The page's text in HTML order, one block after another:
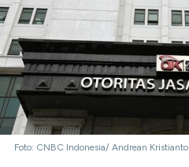
Foto: CNBC Indonesia/ Andrean Kristianto